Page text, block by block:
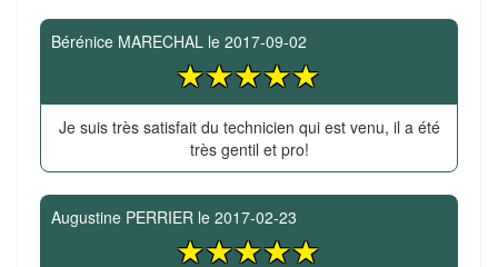
Bérénice MARECHAL le 2017-09-02
Je suis très satisfait du technicien qui est venu, il a été
très gentil et pro!
Augustine PERRIER le 2017-02-23